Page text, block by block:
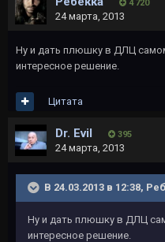
4 720
24 марта, 2013
Ну и дать плюшку в ДЛЦ
интересное решение.
Цитата
Dr. Evil 395
24 марта, 2013
В 24.03.2013 в 12:38,
Ну и дать плюшку в ДЛЦ
интересное решение.